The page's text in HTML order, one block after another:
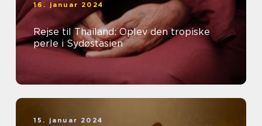
16. januar 2024
Rejse til Thailand: Oplev den tropiske
perle i Sydøstasien
15. januar 2024